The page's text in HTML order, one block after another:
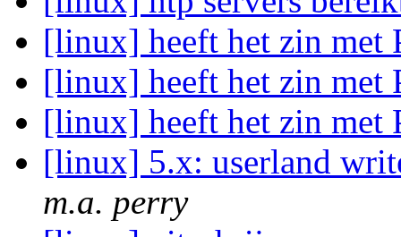
[linux] heeft het zin met
[linux] heeft het zin met
[linux] heeft het zin met
[linux] 5.x: userland
m.a. perry